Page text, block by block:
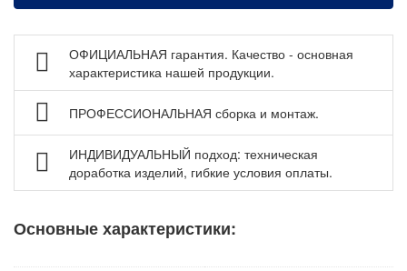
Контейнеры производственные
Грузоподъемное оборудование
Нестандартные изделия
Платформы подкатные SF
ОФИЦИАЛЬНАЯ гарантия. Качество - основная
характеристика нашей продукции.
ПРОФЕССИОНАЛЬНАЯ сборка и монтаж.
ИНДИВИДУАЛЬНЫЙ подход: техническая
доработка изделий, гибкие условия оплаты.
Основные характеристики: